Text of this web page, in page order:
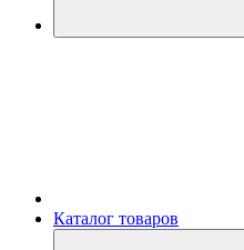
Каталог товаров